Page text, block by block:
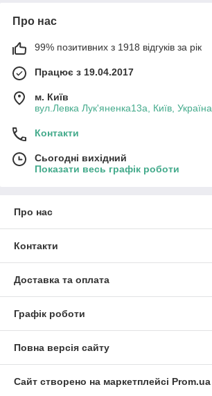
Про нас
99% позитивних з 1918 відгуків за рік
Працює з 19.04.2017
м. Київ
вул.Левка Лук'яненка13а, Київ, Україна
Контакти
Сьогодні вихідний
Показати весь графік роботи
Про нас
Контакти
Доставка та оплата
Графік роботи
Повна версія сайту
Сайт створено на маркетплейсі Prom.ua